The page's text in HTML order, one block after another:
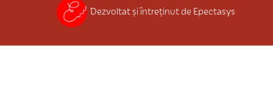
Dezvoltat și întreținut de Epectasys